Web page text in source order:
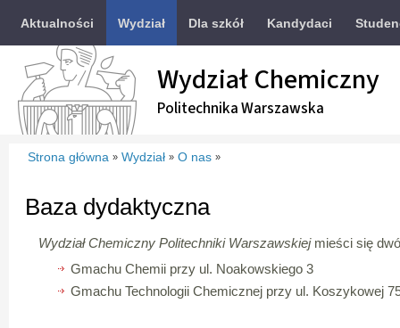
Aktualności Wydział Dla szkół Kandydaci
Wydział Chemiczny
Politechnika Warszawska
Strona główna » Wydział » O nas »
Baza dydaktyczna
Wydział Chemiczny Politechniki Warszawskiejmieści się
Gmachu Chemii przy ul. Noakowskiego 3
Gmachu Technologii Chemicznej przy ul. Koszykowej